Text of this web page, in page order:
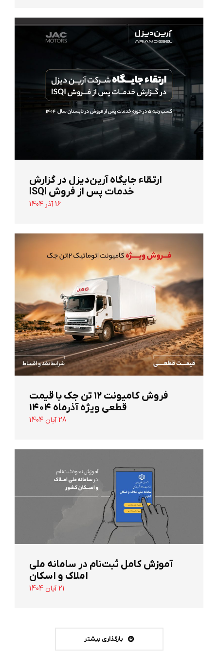
ارتقاء جایگاه آرین‌دیزل در گزارش
خدمات پس از فروش ISQI
16 آذر 1404
‌فروش کامیونت ۱۲ تن جک با قیمت
قطعی ویژه آذرماه ۱۴۰۴
28 آبان 1404
آموزش کامل ثبت‌نام در سامانه ملی
املاک و اسکان
21 آبان 1404
بارگذاری بیشتر